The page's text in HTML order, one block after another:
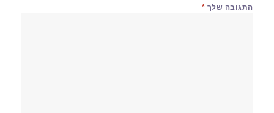
התגובה שלך *